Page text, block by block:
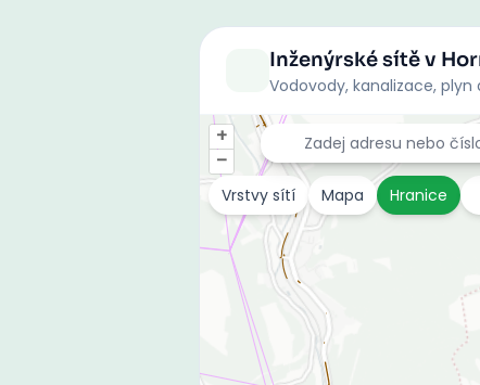
Inženýrské sítěv
Vodovody, kanalizace, plyn